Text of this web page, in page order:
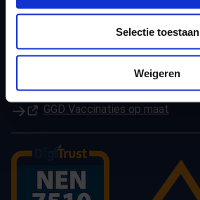
Selectie toestaan
Weigeren
Gezondheid in cijfers
(Opent in een nieuw tabblad)
(Opent in een nieuw tabblad)
GGD Leefomgeving
(Opent in een nieuw tabblad)
GGD Reisvaccinaties
(Opent in een nieuw tabblad)
GGD Beroepsvaccinaties
(Opent in een nieuw tabblad)
GGD Vaccinaties op maat
(Opent in een nieuw tabblad)